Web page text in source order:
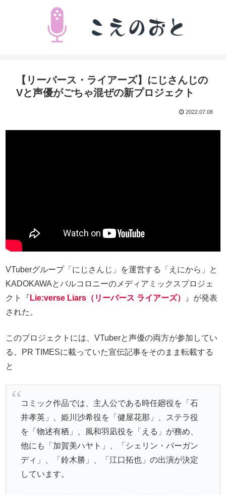
【リーバース・ライアーズ】にじさんじの
Vと声優がごちゃ混ぜの新プロジェクト
2022.07.08
VTuberグループ「にじさんじ」を運営する「えにから」と
KADOKAWAとバルコロニーのメディアミックスプロジェ
クト『 Lie:verse Liars（リーバース ライアーズ）
』が発表
された。
このプロジェクトには、VTuberと声優の両方が参加してい
る。PR TIMESに載っていた宣伝記事をそのまま転載する
と
コミック作品では、主人公である時任廻役を「石
井孝英」、姫川沙希役を「健屋花那」、ステラ役
を「物述有栖」、風和羽凪役を「える」が務め、
他にも「加賀美ハヤト」、「シェリン・バーガン
ディ」、「鈴木勝」、「江口拓也」の出演が決定
しています。